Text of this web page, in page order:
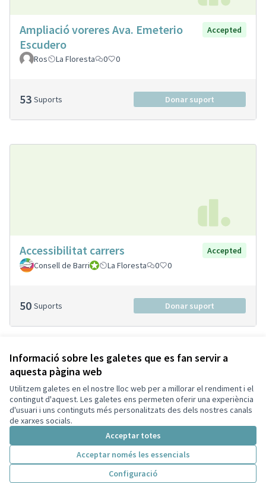
Informació sobre les galetes que es fan servir a
aquesta pàgina web
Utilitzem galetes en el nostre lloc web per a millorar el rendiment i el
contingut d'aquest. Les galetes ens permeten oferir una experiència
d'usuari i uns continguts més personalitzats des dels nostres canals
de xarxes socials.
Acceptar totes
Acceptar només les essencials
Configuració
Ampliació voreres Ava. Emeterio
Escudero
Accepted
Ros La Floresta 0 0
53 Suports Donar suport
Accessibilitat carrers
Accepted
Consell de BarriConsell de Barri
La Floresta 0 0
50 Suports Donar suport
Veure totes les propostes retirades
Termes i condicions d'ús
Configuració de les galetes
Decidim Sant Cugat a X
(Enllaç extern)
Decidim Sant Cugat a Facebook
Decidim Sant Cugat a Instagram
Decidim Sant Cugat a GitHub
(Enllaç extern)
Web creada ambprogramari lliure .
Amb
(Enllaç